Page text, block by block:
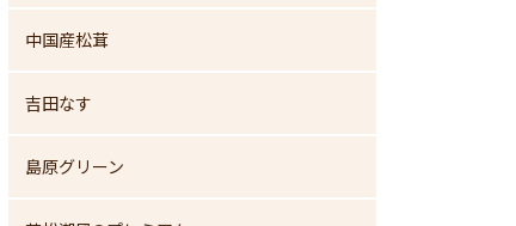
中国産松茸
吉田なす
島原グリーン